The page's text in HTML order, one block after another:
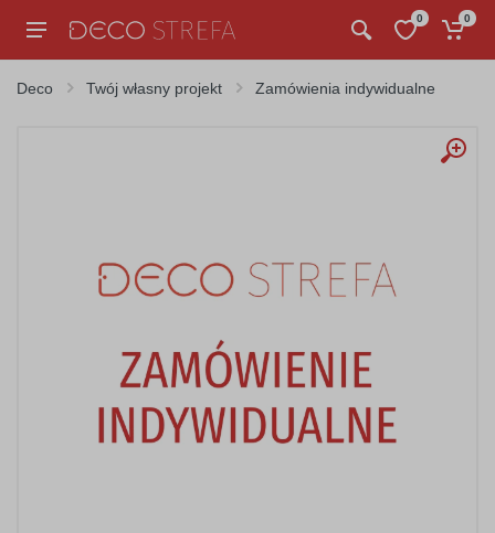
0 0
Deco Twój własny projekt Zamówienia indywidualne